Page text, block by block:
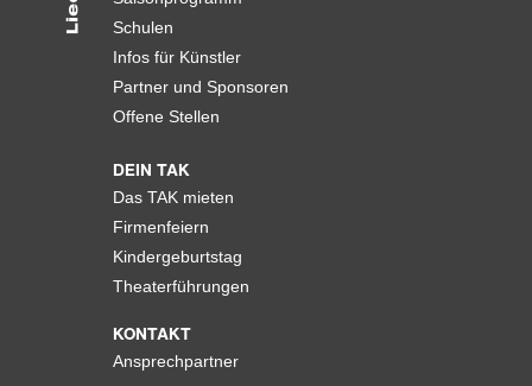
Schulen
Infos für Künstler
Partner und Sponsoren
Offene Stellen
DEIN TAK
Das TAK mieten
Firmenfeiern
Kindergeburtstag
Theaterführungen
KONTAKT
Ansprechpartner